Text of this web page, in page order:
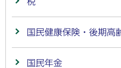
国民健康保険・後期高
国民年金